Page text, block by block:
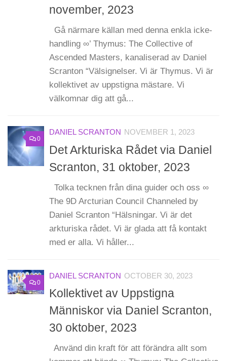
november, 2023
Gå närmare källan med denna enkla icke-
handling ∞’ Thymus: The Collective of
Ascended Masters, kanaliserad av Daniel
Scranton “Välsignelser. Vi är Thymus. Vi är
kollektivet av uppstigna mästare. Vi
välkomnar dig att gå...
0
DANIEL SCRANTON NOVEMBER 1, 2023
Det Arkturiska Rådet via Daniel
Scranton, 31 oktober, 2023
Tolka tecknen från dina guider och oss ∞
The 9D Arcturian Council Channeled by
Daniel Scranton “Hälsningar. Vi är det
arkturiska rådet. Vi är glada att få kontakt
med er alla. Vi håller...
0
DANIEL SCRANTON OCTOBER 30, 2023
Kollektivet av Uppstigna
Människor via Daniel Scranton,
30 oktober, 2023
Använd din kraft för att förändra allt som